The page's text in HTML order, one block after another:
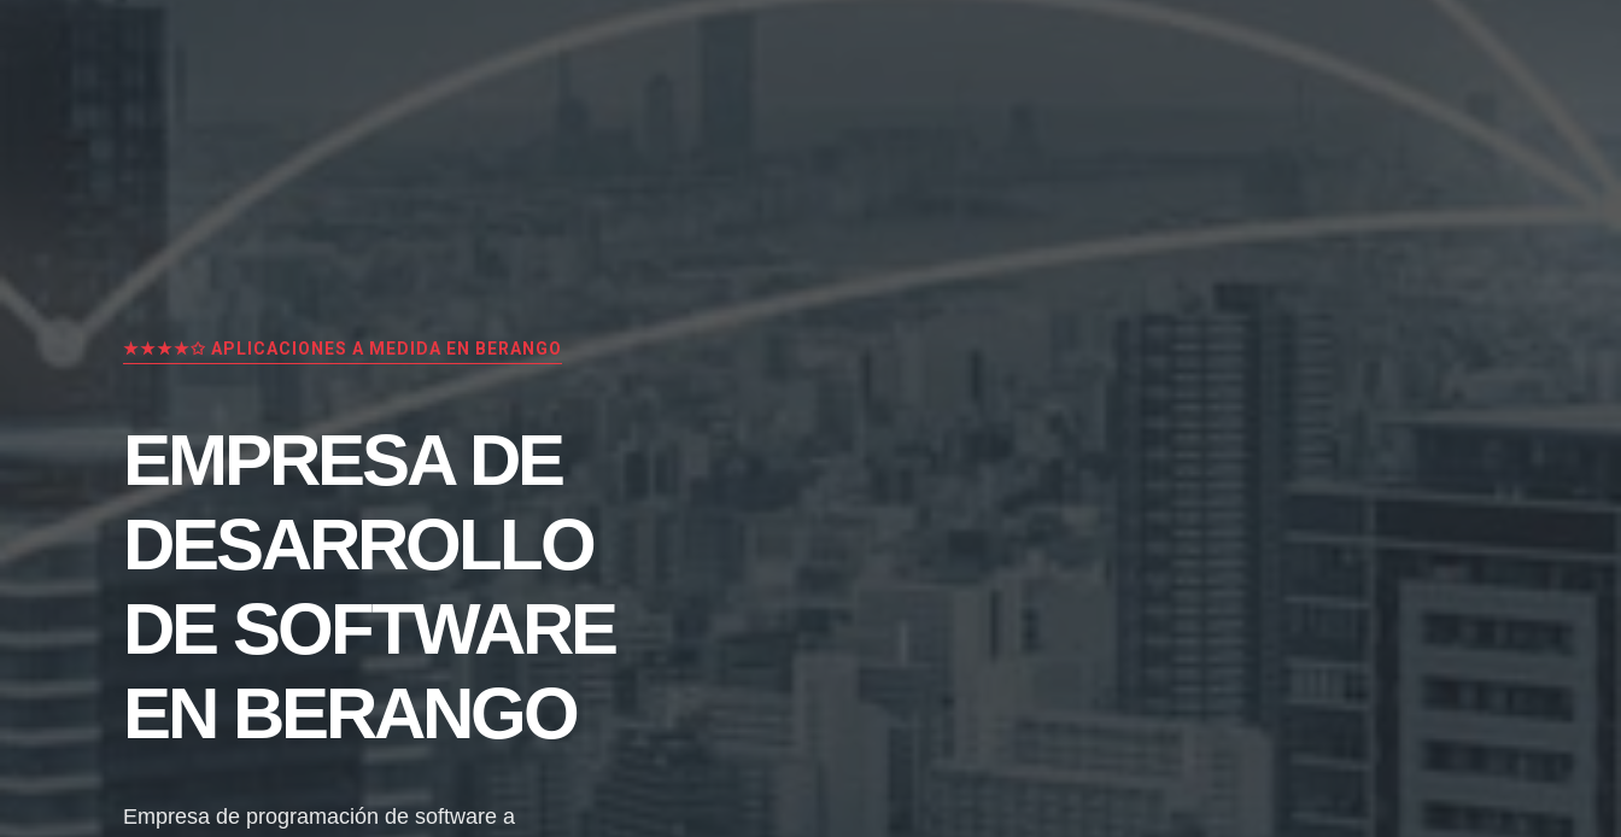
★★★★✩ APLICACIONES A MEDIDA EN BERANGO
EMPRESA DE
DESARROLLO
DE SOFTWARE
EN BERANGO
Empresa de programación de software a